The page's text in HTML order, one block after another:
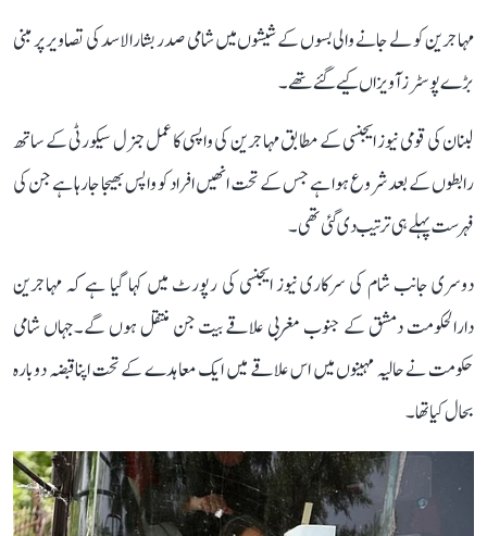
مہاجرین کو لے جانے والی بسوں کے شیشوں میں شامی صدر بشارالاسد کی تصاویر پر مبنی
بڑے پوسٹرز آویزاں کیے گئے تھے۔
لبنان کی قومی نیوز ایجنسی کے مطابق مہاجرین کی واپسی کا عمل جنرل سیکورٹی کے ساتھ
رابطوں کے بعد شروع ہوا ہے جس کے تحت انھیں افراد کو واپس بھیجا جارہا ہے جن کی
فہرست پہلے ہی ترتیب دی گئی تھی۔
دوسری جانب شام کی سرکاری نیوز ایجنسی کی رپورٹ میں کہا گیا ہے کہ مہاجرین
دارالحکومت دمشق کے جنوب مغربی علاقے بیت جن منتقل ہوں گے۔جہاں شامی
حکومت نے حالیہ مہینوں میں اس علاقے میں ایک معاہدے کے تحت اپنا قبضہ دوبارہ
بحال کیا تھا۔